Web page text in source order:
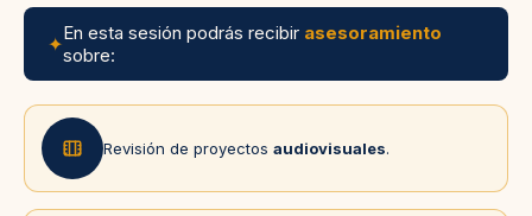
✦En esta sesión podrás recibir asesoramiento
sobre:
Revisión de proyectos audiovisuales.